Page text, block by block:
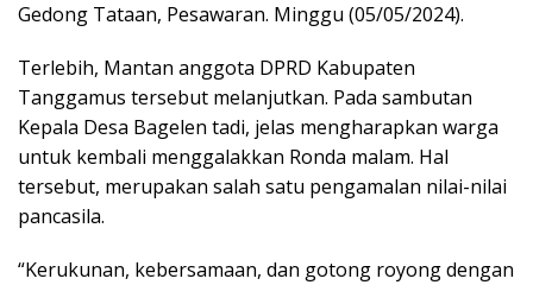
Gedong Tataan, Pesawaran. Minggu (05/05/2024).
Terlebih, Mantan anggota DPRD Kabupaten
Tanggamus tersebut melanjutkan. Pada sambutan
Kepala Desa Bagelen tadi, jelas mengharapkan warga
untuk kembali menggalakkan Ronda malam. Hal
tersebut, merupakan salah satu pengamalan nilai-nilai
pancasila.
“Kerukunan, kebersamaan, dan gotong royong dengan